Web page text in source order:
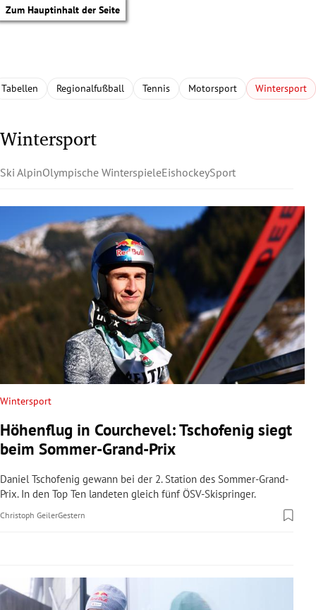
Zum Hauptinhalt der Seite
Untermenü
Untermenü
Untermenü
Untermenü
Untermenü
Untermenü
Untermenü
Tabellen Regionalfußball Tennis Motorsport Wintersport
Wintersport
Ski AlpinOlympische WinterspieleEishockeySport
Wintersport
Höhenflug in Courchevel: Tschofenig siegt
beim Sommer-Grand-Prix
Daniel Tschofenig gewann bei der 2. Station des Sommer-Grand-
Prix. In den Top Ten landeten gleich fünf ÖSV-Skispringer.
Christoph GeilerGestern